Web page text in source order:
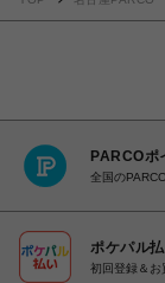
PARCOポ
全国の
ポケパル
初回登録＆お